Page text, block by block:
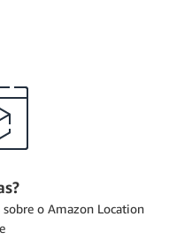
o Amazon Location